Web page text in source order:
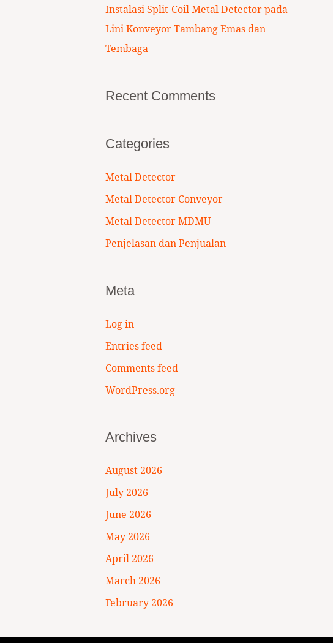
Instalasi Split-Coil Metal Detector pada
Lini Konveyor Tambang Emas dan
Tembaga
Recent Comments
Categories
Metal Detector
Metal Detector Conveyor
Metal Detector MDMU
Penjelasan dan Penjualan
Meta
Log in
Entries feed
Comments feed
WordPress.org
Archives
August 2026
July 2026
June 2026
May 2026
April 2026
March 2026
February 2026